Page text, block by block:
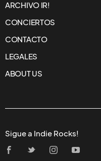
ARCHIVO IR!
CONCIERTOS
CONTACTO
LEGALES
ABOUT US
Sigue a Indie Rocks!